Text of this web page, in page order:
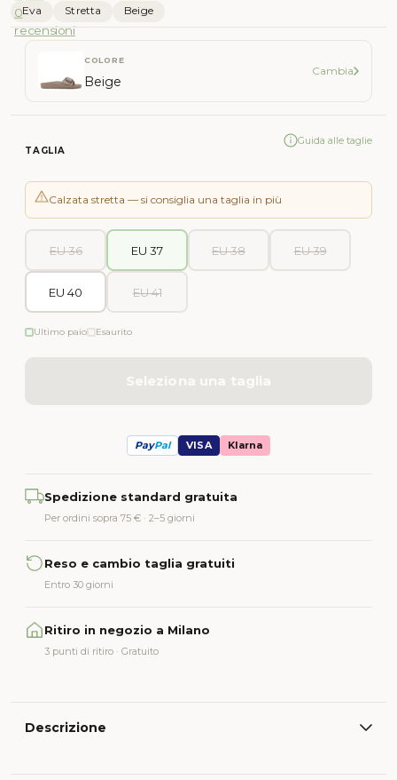
0
recensioni
Eva Stretta Beige
COLORE
Beige
Cambia
TAGLIA
Guida alle taglie
Calzata stretta — si consiglia una taglia in più
EU 36 EU 37 EU 38 EU 39
EU 40 EU 41
Ultimo paio Esaurito
Seleziona una taglia
PayPal VISA Klarna
Spedizione standard gratuita
Per ordini sopra 75 € · 2–5 giorni
Reso e cambio taglia gratuiti
Entro 30 giorni
Ritiro in negozio a Milano
3 punti di ritiro · Gratuito
Descrizione